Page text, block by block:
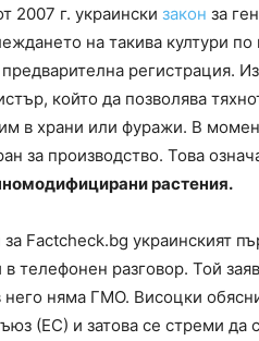
2007 г. украински закон за
на такива култури
регистрация.
който да позволява
в храни или фуражи. В
за производство. Това
растения.
Factcheck.bg украинският
телефонен разговор. Той
него няма ГМО. Висоцки
(ЕС) и затова се стреми